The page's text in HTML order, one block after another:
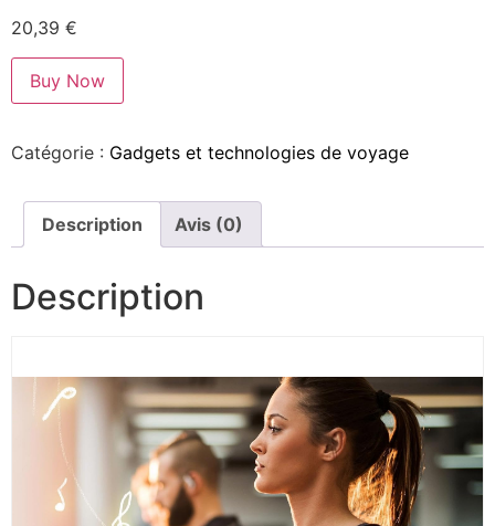
20,39 €
Buy Now
Catégorie : Gadgets et technologies de voyage
Description Avis (0)
Description